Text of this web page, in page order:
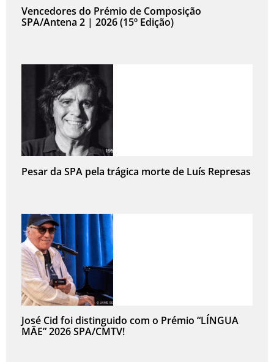
Vencedores do Prémio de Composição
SPA/Antena 2 | 2026 (15º Edição)
Pesar da SPA pela trágica morte de Luís Represas
José Cid foi distinguido com o Prémio “LÍNGUA
MÃE” 2026 SPA/CMTV!